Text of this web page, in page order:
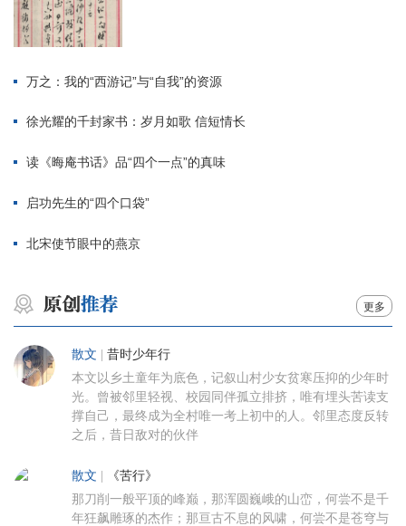
万之：我的“西游记”与“自我”的资源
徐光耀的千封家书：岁月如歌 信短情长
读《晦庵书话》品“四个一点”的真味
启功先生的“四个口袋”
北宋使节眼中的燕京
更多
散文 昔时少年行
本文以乡土童年为底色，记叙山村少女贫寒压抑的少年时
光。曾被邻里轻视、校园同伴孤立排挤，唯有埋头苦读支
撑自己，最终成为全村唯一考上初中的人。邻里态度反转
之后，昔日敌对的伙伴
散文 《苦行》
那刀削一般平顶的峰巅，那浑圆巍峨的山峦，何尝不是千
年狂飙雕琢的杰作；那亘古不息的风啸，何尝不是苍穹与